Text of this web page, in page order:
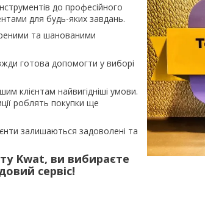
до професійного
для будь-яких завдань.
та шанованими
готова допомогти у виборі
клієнтам найвигідніші умови.
роблять покупки ще
залишаються задоволені та
Kwat, ви вибираєте
сервіс!